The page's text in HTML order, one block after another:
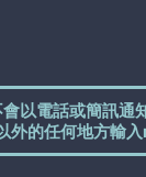
以電話或簡訊
外的任何地方輸